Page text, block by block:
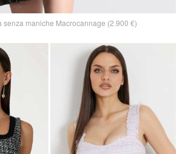
senza maniche Macrocannage (2.900 €)